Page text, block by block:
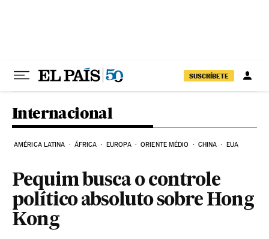
SUSCRÍBETE
Internacional
AMÉRICA LATINA ÁFRICA EUROPA ORIENTE MÉDIO CHINA EUA
Pequim busca o controle
político absoluto sobre Hong
Kong